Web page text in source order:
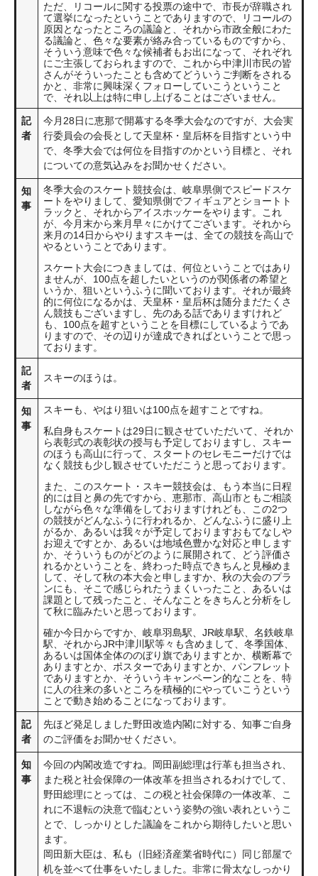
ただ、リコールに関する投票の途中で、市長が辞職され
て選挙になったということでありますので、リコールの
原因となったところの議論と、それから市政全般にわた
る議論と、色々な要素が絡み合っているものですから、
そういう意味で色々な候補者もお出になって、それぞれ
にご主張しておられますので、これから中津川市民の皆
さんがそういったことも含めてどういうご判断をされる
かと、非常に興味深くフォローしていこうということ
で、それ以上は特に申し上げることはございません。
記
者
今月28日に恵那で開幕する冬季大会なのですが、大会実
行委員会の会長として天皇杯・皇后杯を目指すという中
で、冬季大会では何位を目指すのかという目標と、それ
についての意気込みをお聞かせください。
知
事
冬季大会のスケート競技会は、岐阜県側でスピードスケ
ートをやりまして、愛知県側でフィギュアとショートト
ラックと、それからアイスホッケーをやります。これ
が、今月末から来月早々にかけてございます。それから
来月の14日からやりますスキーは、全ての競技を高山で
やるということであります。
スケート大会につきましては、何位ということではあり
ませんが、100点を超したいというのが関係者の希望と
いうか、狙いというふうに聞いております。それが最終
的に何位になるかは、天皇杯・皇后杯は随分まだたくさ
ん競技もございますし、先のある話でありますけれど
も、100点を超すということを目標にしているようであ
りますので、その辺りが達成できればということで思っ
ております。
記
者
スキーのほうは。
知
事
スキーも、やはり狙いは100点を超すことですね。
私自身もスケートは29日に観させていただいて、それか
ら表彰式の表彰状の授与も予定しておりますし、スキー
のほうも高山に行って、スタートのセレモニーだけでは
なく競技も少し観させていただこうと思っております。
また、このスケート・スキー競技会は、もう本当に日程
的には目と鼻の先ですから、恵那市、高山市ともご相談
しながら色々な準備をしておりますけれども、この2つ
の競技がどんなふうに行われるか、どんなふうに盛り上
がるか、あるいは我々が予定しておりますおもてなしや
お迎えですとか、あるいは地域色豊かな対応と申します
か、そういうものがどのように展開されて、どう評価さ
れるかということを、終わった時点できちんと見極めま
して、そして秋の本大会と申しますか、秋の大会のプラ
ンにも、そこで感じられたうまくいったこと、あるいは
課題として残ったこと、そんなことをきちんと分析をし
て秋に臨みたいと思っております。
確か今日からですか、岐阜羽島駅、JR岐阜駅、名鉄岐阜
駅、それからJR中津川駅等々も含めまして、冬季国体、
あるいは国体全体ののぼり旗でありますとか、横断幕で
ありますとか、ポスターでありますとか、パンフレット
でありますとか、そういうキャンペーン的なことを、特
に人の往来の多いところを積極的にやっていこうという
ことで動き始めることになっております。
記
者
先ほど発足しました野田改造内閣に対する、知事ご自身
のご評価をお聞かせください。
知
事
今回の内閣改造ですね。岡田副総理は行革も担当され、
また税と社会保障の一体改革を担当されるわけでして、
野田総理にとっては、この税と社会保障の一体改革、こ
れに不退転の決意で臨むという姿勢の強い表れというこ
とで、しっかりとした議論をこれから期待したいと思い
ます。
岡田新大臣は、私も（旧経済産業省時代に）同じ部屋で
机を並べて仕事をいたしました。非常に骨太なしっかり